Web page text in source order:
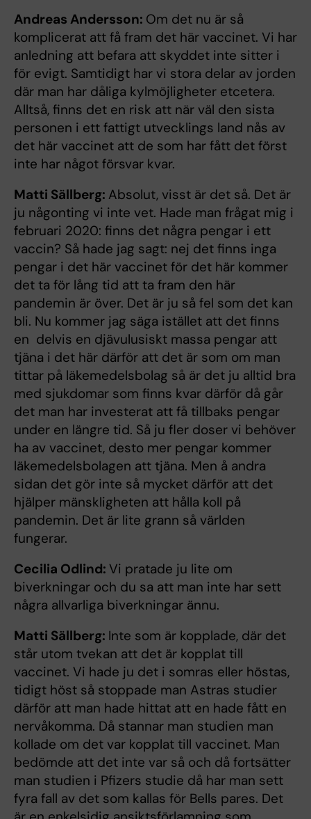
Andreas Andersson: Om det nu är så
komplicerat att få fram det här vaccinet. Vi har
anledning att befara att skyddet inte sitter i
för evigt. Samtidigt har vi stora delar av jorden
där man har dåliga kylmöjligheter etcetera.
Alltså, finns det en risk att när väl den sista
personen i ett fattigt utvecklings land nås av
det här vaccinet att de som har fått det först
inte har något försvar kvar.
Matti Sällberg: Absolut, visst är det så. Det är
ju någonting vi inte vet. Hade man frågat mig i
februari 2020: finns det några pengar i ett
vaccin? Så hade jag sagt: nej det finns inga
pengar i det här vaccinet för det här kommer
det ta för lång tid att ta fram den här
pandemin är över. Det är ju så fel som det kan
bli. Nu kommer jag säga istället att det finns
en delvis en djävulusiskt massa pengar att
tjäna i det här därför att det är som om man
tittar på läkemedelsbolag så är det ju alltid bra
med sjukdomar som finns kvar därför då går
det man har investerat att få tillbaks pengar
under en längre tid. Så ju fler doser vi behöver
ha av vaccinet, desto mer pengar kommer
läkemedelsbolagen att tjäna. Men å andra
sidan det gör inte så mycket därför att det
hjälper mänskligheten att hålla koll på
pandemin. Det är lite grann så världen
fungerar.
Cecilia Odlind: Vi pratade ju lite om
biverkningar och du sa att man inte har sett
några allvarliga biverkningar ännu.
Matti Sällberg: Inte som är kopplade, där det
står utom tvekan att det är kopplat till
vaccinet. Vi hade ju det i somras eller höstas,
tidigt höst så stoppade man Astras studier
därför att man hade hittat att en hade fått en
nervåkomma. Då stannar man studien man
kollade om det var kopplat till vaccinet. Man
bedömde att det inte var så och då fortsätter
man studien i Pfizers studie då har man sett
fyra fall av det som kallas för Bells pares. Det